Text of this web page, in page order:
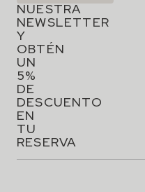
NUESTRA
NEWSLETTER
Y
OBTÉN
UN
5%
DE
DESCUENTO
EN
TU
RESERVA